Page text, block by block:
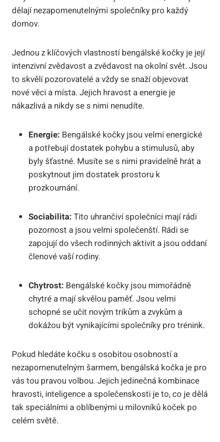
dělají nezapomenutelnými společníky⁢ pro každý
domov.
Jednou⁣ z klíčových vlastností bengálské kočky je její⁤
intenzivní zvědavost‍ a zvědavost na okolní svět. Jsou
‍to skvělí pozorovatelé a⁣ vždy se ‍snaží objevovat
nové věci a místa.⁤ Jejich hravost a ⁢energie je
nákazlivá a nikdy ‌se s nimi nenudíte.
Energie: Bengálské kočky jsou​ velmi energické
a potřebují dostatek ⁢pohybu a stimulusů, aby
byly šťastné. Musíte se‍ s nimi pravidelně hrát a
poskytnout‍ jim dostatek ‌prostoru k
prozkoumání.
Sociabilita: Tito uhrančiví společníci mají rádi
pozornost a jsou velmi společenští. Rádi ⁤se⁤
zapojují ⁣do všech rodinných aktivit a jsou oddaní
členové vaší rodiny.
Chytrost: Bengálské kočky jsou mimořádně
chytré‍ a mají skvělou paměť. Jsou velmi
schopné se učit novým ‍trikům a zvykům‍ a
dokážou být vynikajícími společníky pro trénink.
Pokud hledáte kočku s osobitou osobností a
nezapomenutelným šarmem, bengálská‌ kočka je ‍pro
vás tou pravou ⁤volbou. Jejich ⁢jedinečná kombinace
hravosti, inteligence a společenskosti je ⁤to, co je ⁣dělá
tak speciálními a⁣ oblíbenými‍ u milovníků koček po
⁣celém světě.